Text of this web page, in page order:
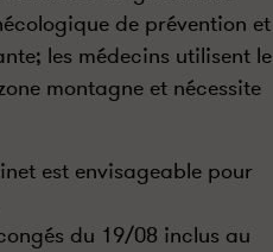
de prévention et
les médecins utilisent le
montagne et nécessite
est envisageable pour
du 19/08 inclus au